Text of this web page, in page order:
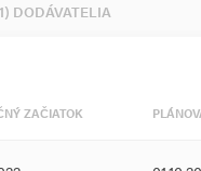
DODÁVATELIA
ZAČIATOK